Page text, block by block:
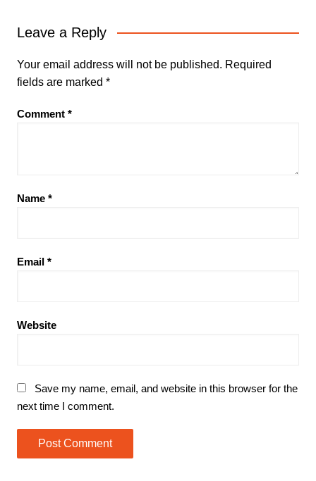
Leave a Reply
Your email address will not be published. Required
fields are marked *
Comment *
Name *
Email *
Website
Save my name, email, and website in this browser for the
next time I comment.